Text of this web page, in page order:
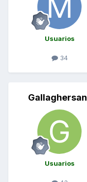
Usuarios
34
Gallaghersan
Usuarios